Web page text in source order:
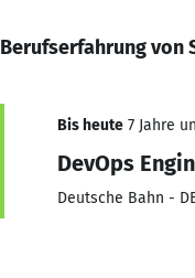
Berufserfahrung von
Bis heute 7 Jahre
DevOps
Deutsche Bahn -